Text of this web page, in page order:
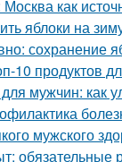
как
яблоки на
сохранение
10 продуктов
мужчин: как
мужского
обязательные